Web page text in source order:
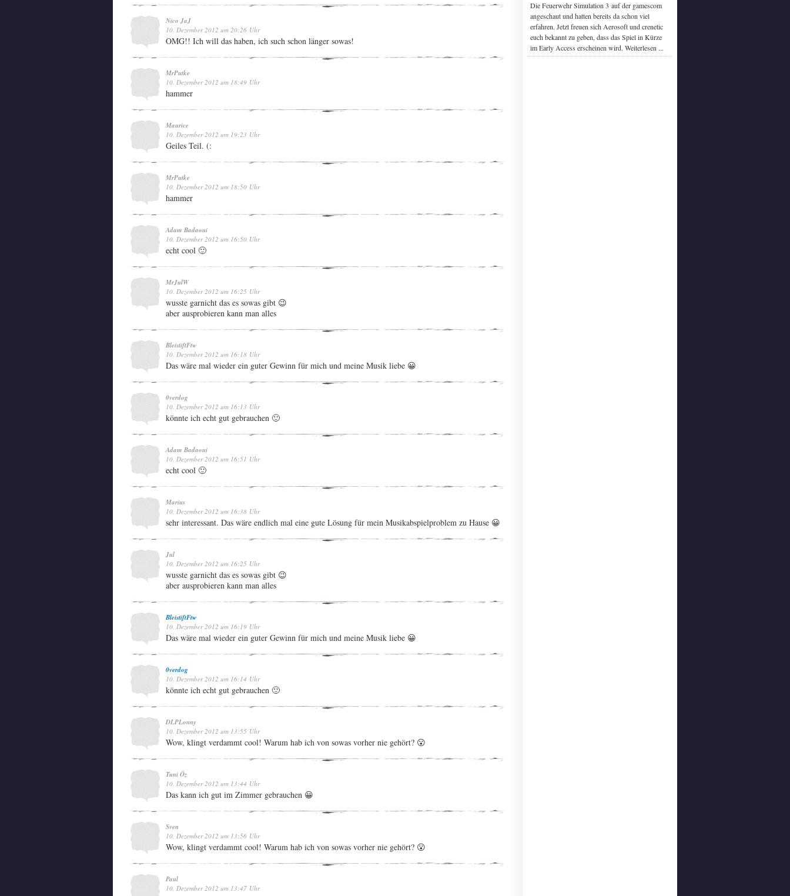
Nico JaJ
10. Dezember 2012 um 20:26 Uhr
OMG!! Ich will das haben, ich such schon länger sowas!
MrPutke
10. Dezember 2012 um 18:49 Uhr
hammer
Maurice
10. Dezember 2012 um 19:23 Uhr
Geiles Teil. (:
MrPutke
10. Dezember 2012 um 18:50 Uhr
hammer
Adam Badaoui
10. Dezember 2012 um 16:50 Uhr
echt cool 🙂
MrJulW
10. Dezember 2012 um 16:25 Uhr
wusste garnicht das es sowas gibt 😉
aber ausprobieren kann man alles
BleistiftFtw
10. Dezember 2012 um 16:18 Uhr
Das wäre mal wieder ein guter Gewinn für mich und meine Musik liebe 😀
0verdog
10. Dezember 2012 um 16:13 Uhr
könnte ich echt gut gebrauchen 🙂
Adam Badaoui
10. Dezember 2012 um 16:51 Uhr
echt cool 🙂
Marius
10. Dezember 2012 um 16:38 Uhr
sehr interessant. Das wäre endlich mal eine gute Lösung für mein Musikabspielproblem zu Hause 😀
Jul
10. Dezember 2012 um 16:25 Uhr
wusste garnicht das es sowas gibt 😉
aber ausprobieren kann man alles
BleistiftFtw
10. Dezember 2012 um 16:19 Uhr
Das wäre mal wieder ein guter Gewinn für mich und meine Musik liebe 😀
0verdog
10. Dezember 2012 um 16:14 Uhr
könnte ich echt gut gebrauchen 🙂
DLPLonny
10. Dezember 2012 um 13:55 Uhr
Wow, klingt verdammt cool! Warum hab ich von sowas vorher nie gehört? 😮
Tuni Öz
10. Dezember 2012 um 13:44 Uhr
Das kann ich gut im Zimmer gebrauchen 😀
Sven
10. Dezember 2012 um 13:56 Uhr
Wow, klingt verdammt cool! Warum hab ich von sowas vorher nie gehört? 😮
Paul
10. Dezember 2012 um 13:47 Uhr
Die Feuerwehr Simulation 3 auf der gamescom
angeschaut und hatten bereits da schon viel
erfahren. Jetzt freuen sich Aerosoft und crenetic
euch bekannt zu geben, dass das Spiel in Kürze
im Early Access erscheinen wird. Weiterlesen ...